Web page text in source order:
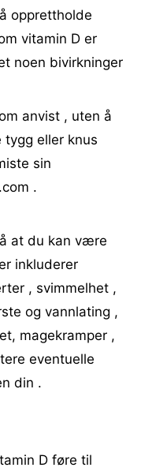
opprettholde
vitamin D er
noen bivirkninger
anvist , uten å
eller knus
sin
.
at du kan være
inkluderer
, svimmelhet ,
og vannlating ,
magekramper ,
eventuelle
din .
D føre til